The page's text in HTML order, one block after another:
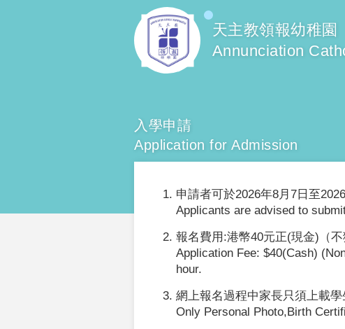
天主教領報幼稚園
Annunciation
入學申請
Application for Admission
申請者可於2026年8月7日至
Applicants are advised to
報名費用:港幣40元正(現金)（
Application Fee: $40(Cash)
hour.
網上報名過程中家長只須上載
Only Personal Photo,Birth